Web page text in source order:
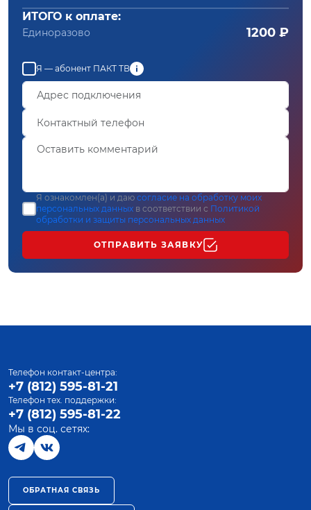
ИТОГО к оплате:
Единоразово 1200 ₽
Я — абонент ПАКТ ТВ
Я ознакомлен(а) и даю согласие на обработку моих
персональных данных в соответствии с Политикой
обработки и защиты персональных данных
ОТПРАВИТЬ ЗАЯВКУ
Телефон контакт-центра:
+7 (812) 595-81-21
Телефон тех. поддержки:
+7 (812) 595-81-22
Мы в соц. сетях:
ОБРАТНАЯ СВЯЗЬ